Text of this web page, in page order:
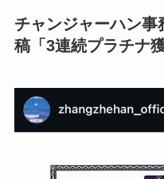
チャンジャーハン
稿「3連続プラチナ